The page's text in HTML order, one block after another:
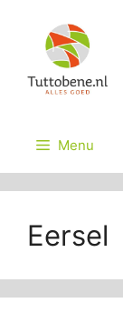
inhoud
Menu
Eersel